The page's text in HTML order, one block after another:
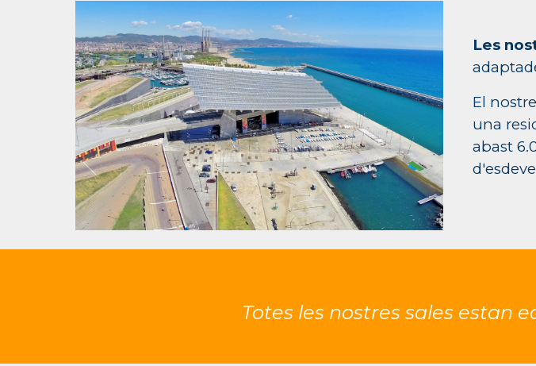
Les
El
una
abast
Totes les nostres sales estan